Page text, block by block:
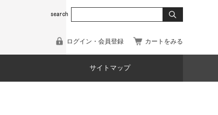
ログイン・会員登録 カートをみる
サイトマップ